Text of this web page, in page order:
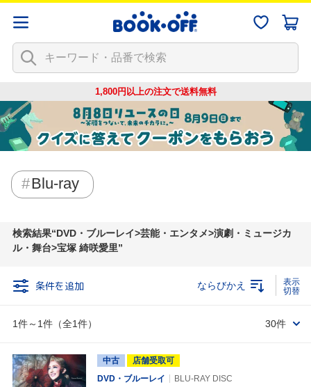
1,800円以上の注文で送料無料
Blu-ray
検索結果 DVD・ブルーレイ>芸能・エンタメ>演劇・ミュージカ
ル・舞台>宝塚 綺咲愛里
条件を追加
1件～1件（全1件）
ならびかえ
30件
中古
店舗受取可
DVD・ブルーレイ
BLU-RAY DISC